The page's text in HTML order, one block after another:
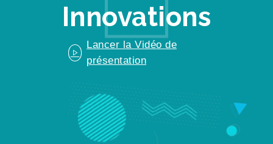
Innovations
Lancer la Vidéo de
présentation